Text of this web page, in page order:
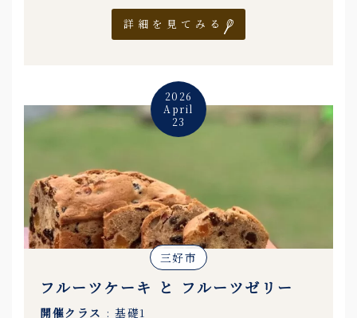
詳細を見てみる
2026
April
23
三好市
フルーツケーキ と フルーツゼリー
開催クラス : 基礎1